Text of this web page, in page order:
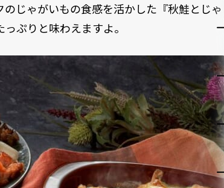
じゃがいもの食感を活かした『秋鮭とじゃ
ぷりと味わえますよ。